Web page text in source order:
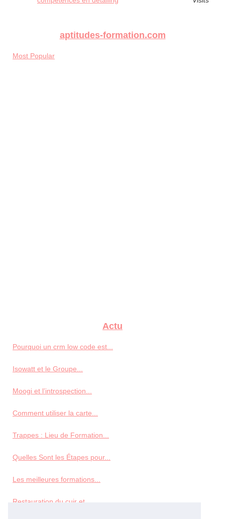
aptitudes-formation.com
Most Popular
Actu
Pourquoi un crm low code est...
Isowatt et le Groupe...
Moogi et l’introspection...
Comment utiliser la carte...
Trappes : Lieu de Formation...
Quelles Sont les Étapes pour...
Les meilleures formations...
Restauration du cuir et...